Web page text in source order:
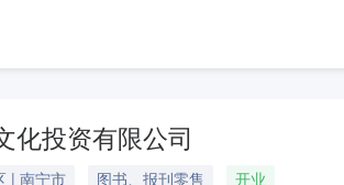
化投资有限公司
| 南宁市 图书、报刊零售
开业